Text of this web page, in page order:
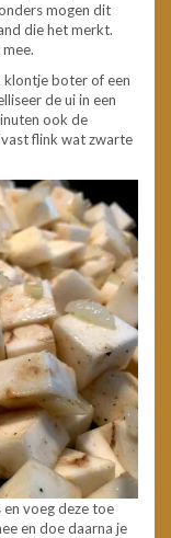
mogen dit
die het merkt.
klontje boter of een
de ui in een
ook de
flink wat zwarte
voeg deze toe
en doe daarna je